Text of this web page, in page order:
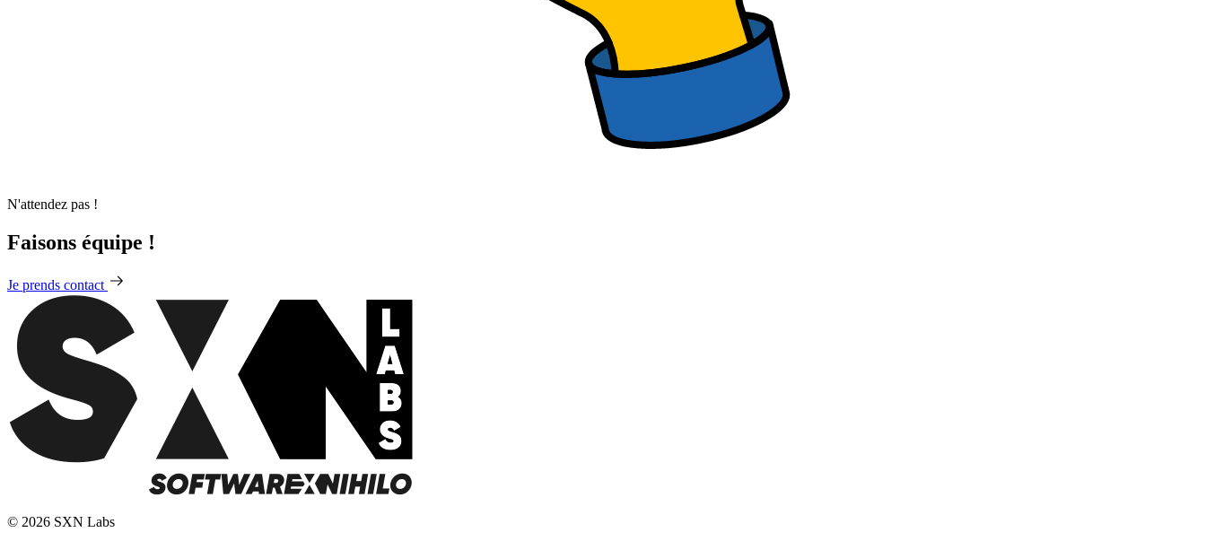
N'attendez pas !
Faisons équipe !
Je prends contact
© 2026 SXN Labs